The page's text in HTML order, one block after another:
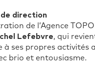
de direction
de l’Agence
Lefebvre, qui
à ses propres activités
brio et entousiasme.